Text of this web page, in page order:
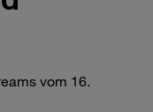
vom 16.